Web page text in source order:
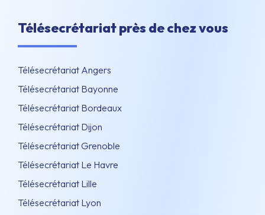
Télésecrétariat près de chez vous
Télésecrétariat Angers
Télésecrétariat Bayonne
Télésecrétariat Bordeaux
Télésecrétariat Dijon
Télésecrétariat Grenoble
Télésecrétariat Le Havre
Télésecrétariat Lille
Télésecrétariat Lyon